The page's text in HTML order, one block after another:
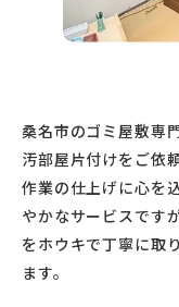
桑名市のゴミ屋敷専
汚部屋片付けをご依
作業の仕上げに心を
やかなサービスです
をホウキで丁寧に取
ます。